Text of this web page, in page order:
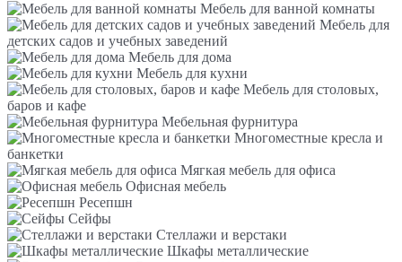
Мебель для ванной комнаты
Мебель для
детских садов и учебных заведений
Мебель для дома
Мебель для кухни
Мебель для столовых,
баров и кафе
Мебельная фурнитура
Многоместные кресла и
банкетки
Мягкая мебель для офиса
Офисная мебель
Ресепшн
Сейфы
Стеллажи и верстаки
Шкафы металлические